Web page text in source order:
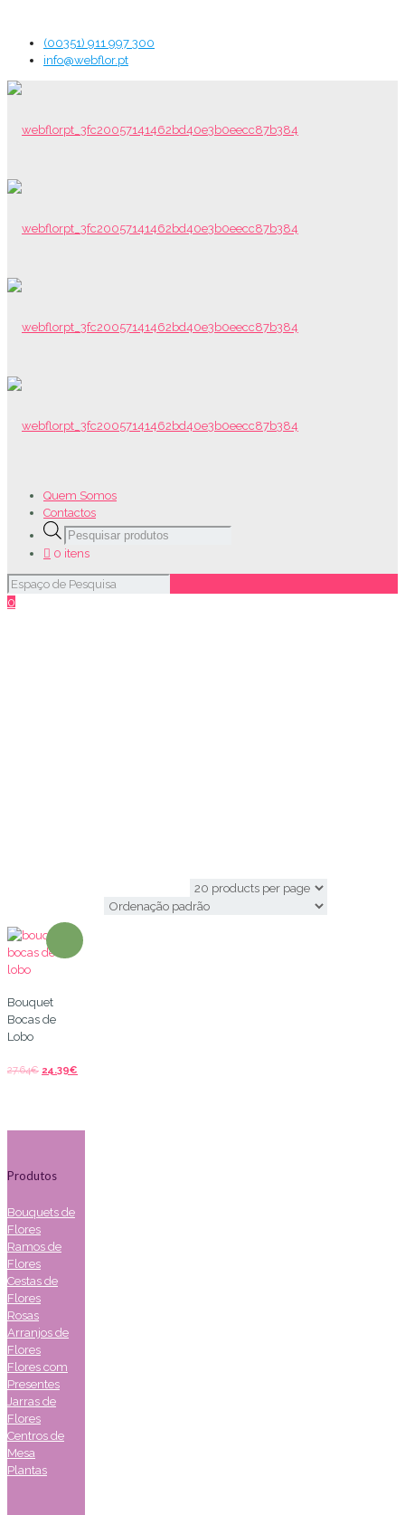
(00351) 911 997 300
info@webflor.pt
Quem Somos
Contactos
Products
search
0 itens
0
Bouquet
Bocas de
Lobo
27.64€ 24.39€
Produtos
Bouquets de
Flores
Ramos de
Flores
Cestas de
Flores
Rosas
Arranjos de
Flores
Flores com
Presentes
Jarras de
Flores
Centros de
Mesa
Plantas